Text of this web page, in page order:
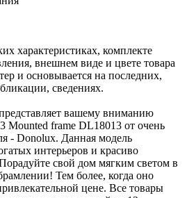
характеристиках, комплекте
внешнем виде и цвете товара
и основывается на последних,
сведениях.
вашему вниманию
frame DL18013 от очень
- Donolux. Данная модель
интерьеров и красиво
свой дом мягким светом в
Тем более, когда оно
цене. Все товары